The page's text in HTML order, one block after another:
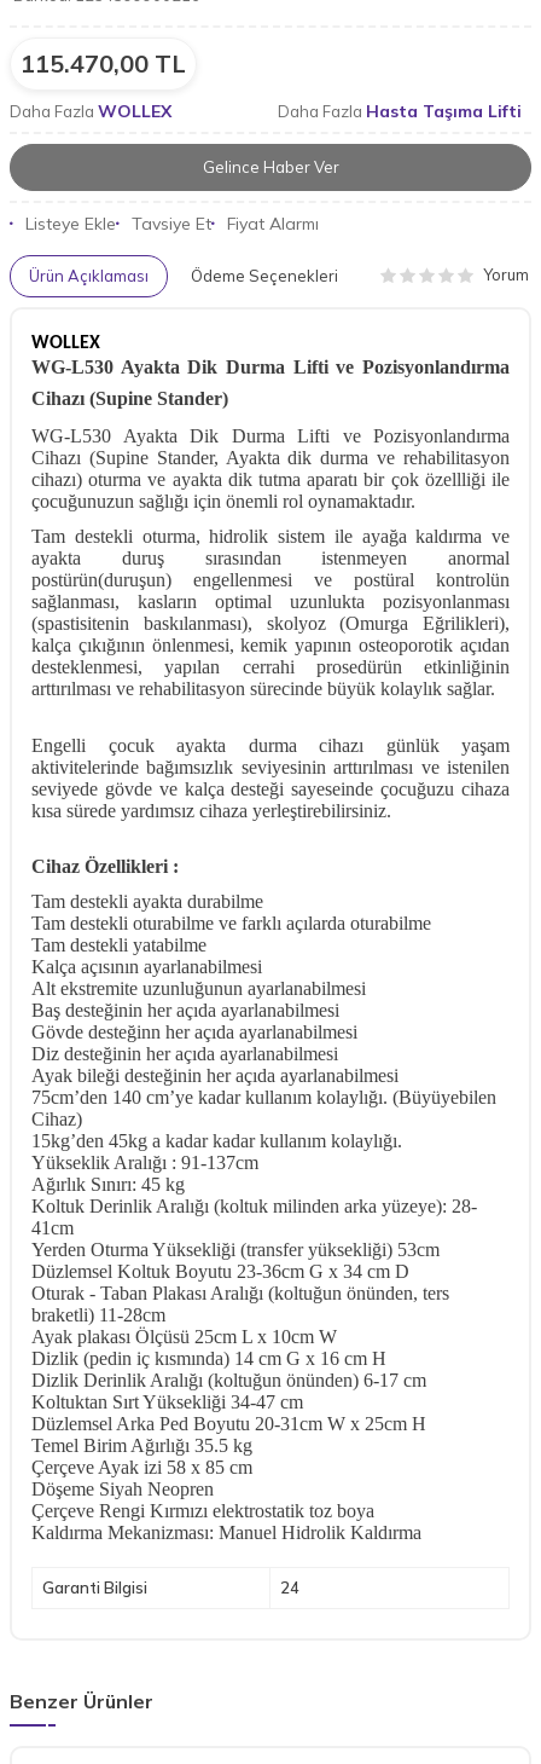
115.470,00 TL
Daha Fazla WOLLEX Daha Fazla Hasta Taşıma Lifti
Gelince Haber Ver
Listeye Ekle Tavsiye Et Fiyat Alarmı
Ürün Açıklaması Ödeme Seçenekleri Yorum
WOLLEX
WG-L530 Ayakta Dik Durma Lifti ve Pozisyonlandırma
Cihazı (Supine Stander)
WG-L530 Ayakta Dik Durma Lifti ve Pozisyonlandırma
Cihazı (Supine Stander, Ayakta dik durma ve rehabilitasyon
cihazı) oturma ve ayakta dik tutma aparatı bir çok özellliği ile
çocuğunuzun sağlığı için önemli rol oynamaktadır.
Tam destekli oturma, hidrolik sistem ile ayağa kaldırma ve
ayakta duruş sırasından istenmeyen anormal
postürün(duruşun) engellenmesi ve postüral kontrolün
sağlanması, kasların optimal uzunlukta pozisyonlanması
(spastisitenin baskılanması), skolyoz (Omurga Eğrilikleri),
kalça çıkığının önlenmesi, kemik yapının osteoporotik açıdan
desteklenmesi, yapılan cerrahi prosedürün etkinliğinin
arttırılması ve rehabilitasyon sürecinde büyük kolaylık sağlar.
Engelli çocuk ayakta durma cihazı günlük yaşam
aktivitelerinde bağımsızlık seviyesinin arttırılması ve istenilen
seviyede gövde ve kalça desteği sayeseinde çocuğuzu cihaza
kısa sürede yardımsız cihaza yerleştirebilirsiniz.
Cihaz Özellikleri :
Tam destekli ayakta durabilme
Tam destekli oturabilme ve farklı açılarda oturabilme
Tam destekli yatabilme
Kalça açısının ayarlanabilmesi
Alt ekstremite uzunluğunun ayarlanabilmesi
Baş desteğinin her açıda ayarlanabilmesi
Gövde desteğinn her açıda ayarlanabilmesi
Diz desteğinin her açıda ayarlanabilmesi
Ayak bileği desteğinin her açıda ayarlanabilmesi
75cm’den 140 cm’ye kadar kullanım kolaylığı. (Büyüyebilen
Cihaz)
15kg’den 45kg a kadar kadar kullanım kolaylığı.
Yükseklik Aralığı : 91-137cm
Ağırlık Sınırı: 45 kg
Koltuk Derinlik Aralığı (koltuk milinden arka yüzeye): 28-
41cm
Yerden Oturma Yüksekliği (transfer yüksekliği) 53cm
Düzlemsel Koltuk Boyutu 23-36cm G x 34 cm D
Oturak - Taban Plakası Aralığı (koltuğun önünden, ters
braketli) 11-28cm
Ayak plakası Ölçüsü 25cm L x 10cm W
Dizlik (pedin iç kısmında) 14 cm G x 16 cm H
Dizlik Derinlik Aralığı (koltuğun önünden) 6-17 cm
Koltuktan Sırt Yüksekliği 34-47 cm
Düzlemsel Arka Ped Boyutu 20-31cm W x 25cm H
Temel Birim Ağırlığı 35.5 kg
Çerçeve Ayak izi 58 x 85 cm
Döşeme Siyah Neopren
Çerçeve Rengi Kırmızı elektrostatik toz boya
Kaldırma Mekanizması: Manuel Hidrolik Kaldırma
Garanti Bilgisi 24
Benzer Ürünler